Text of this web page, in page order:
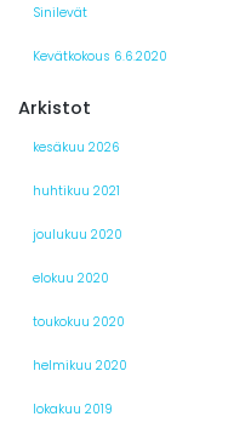
Sinilevät
Kevätkokous 6.6.2020
Arkistot
kesäkuu 2026
huhtikuu 2021
joulukuu 2020
elokuu 2020
toukokuu 2020
helmikuu 2020
lokakuu 2019